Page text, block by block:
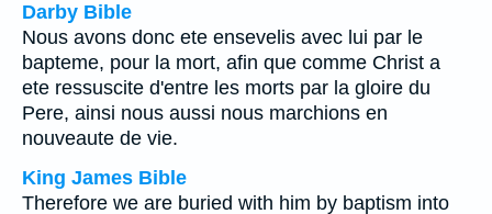
Darby Bible
Nous avons donc ete ensevelis avec lui par le
bapteme, pour la mort, afin que comme Christ a
ete ressuscite d'entre les morts par la gloire du
Pere, ainsi nous aussi nous marchions en
nouveaute de vie.
King James Bible
Therefore we are buried with him by baptism into